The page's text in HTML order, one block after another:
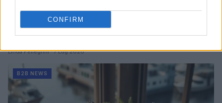
CONFIRM
Acquisizione Fincantieri-WSense: i fondatori restano
Linda Pellegrini · 7 Lug 2026
B2B NEWS